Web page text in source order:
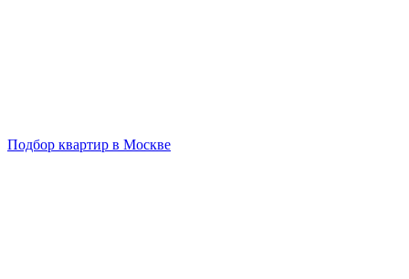
Подбор квартир в Москве